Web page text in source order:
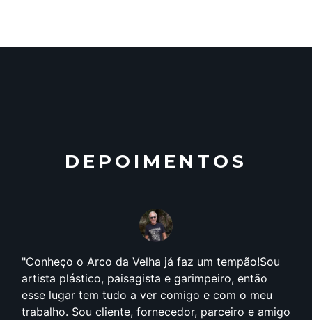
DEPOIMENTOS
Conheço o Arco da Velha já faz um tempão!Sou
artista plástico, paisagista e garimpeiro, então
esse lugar tem tudo a ver comigo e com o meu
trabalho. Sou cliente, fornecedor, parceiro e amigo